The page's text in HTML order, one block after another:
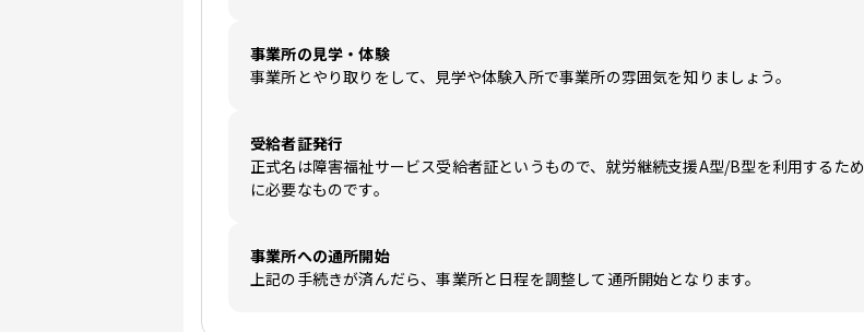
事業所の見学・体験
事業所とやり取りをして、見学や体験入所で事業所の雰囲気を知りましょう。
受給者証発行
正式名は障害福祉サービス受給者証というもので、就労継続支援A型/B型を利用するため
に必要なものです。
事業所への通所開始
上記の手続きが済んだら、事業所と日程を調整して通所開始となります。